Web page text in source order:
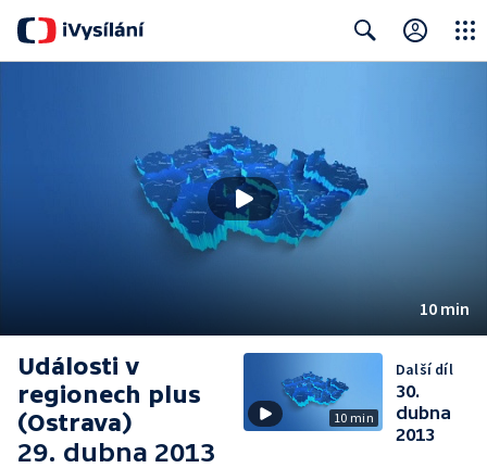
10 min
Události v
regionech plus
(Ostrava)
29. dubna 2013
10 min
Další díl
30.
dubna
2013